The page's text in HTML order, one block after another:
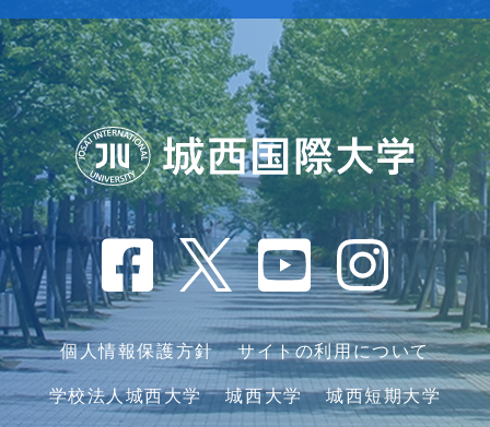
個人情報保護方針 サイトの利用について
学校法人城西大学 城西大学 城西短期大学